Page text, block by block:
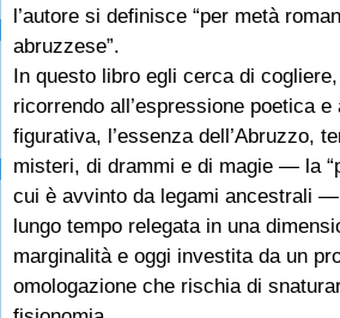
l’autore si definisce “per metà
abruzzese”.
In questo libro egli cerca di
ricorrendo all’espressione poetica e
figurativa, l’essenza dell’Abruzzo,
misteri, di drammi e di magie — la
cui è avvinto da legami ancestrali
lungo tempo relegata in una
marginalità e oggi investita da un
omologazione che rischia di